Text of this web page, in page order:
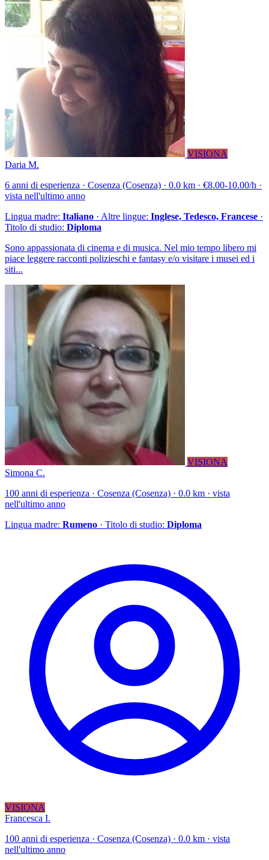
VISIONA
Daria M.
6 anni di esperienza · Cosenza (Cosenza) · 0.0 km · €8.00-10.00/h ·
vista nell'ultimo anno
Lingua madre: Italiano · Altre lingue: Inglese, Tedesco, Francese ·
Titolo di studio: Diploma
Sono appassionata di cinema e di musica. Nel mio tempo libero mi
piace leggere racconti polizieschi e fantasy e/o visitare i musei ed i
siti...
VISIONA
Simona C.
100 anni di esperienza · Cosenza (Cosenza) · 0.0 km · vista
nell'ultimo anno
Lingua madre: Rumeno · Titolo di studio: Diploma
VISIONA
Francesca I.
100 anni di esperienza · Cosenza (Cosenza) · 0.0 km · vista
nell'ultimo anno